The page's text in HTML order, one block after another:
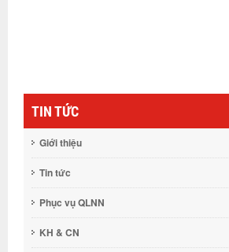
TIN TỨC
Giới thiệu
Tin tức
Phục vụ QLNN
KH & CN